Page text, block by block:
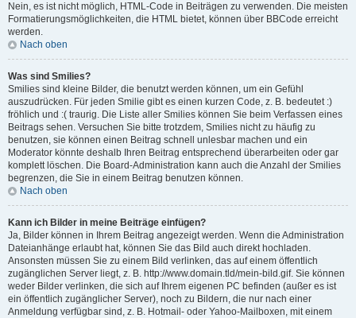
Nein, es ist nicht möglich, HTML-Code in Beiträgen zu verwenden. Die meisten
Formatierungsmöglichkeiten, die HTML bietet, können über BBCode erreicht
werden.
Nach oben
Was sind Smilies?
Smilies sind kleine Bilder, die benutzt werden können, um ein Gefühl
auszudrücken. Für jeden Smilie gibt es einen kurzen Code, z. B. bedeutet :)
fröhlich und :( traurig. Die Liste aller Smilies können Sie beim Verfassen eines
Beitrags sehen. Versuchen Sie bitte trotzdem, Smilies nicht zu häufig zu
benutzen, sie können einen Beitrag schnell unlesbar machen und ein
Moderator könnte deshalb Ihren Beitrag entsprechend überarbeiten oder gar
komplett löschen. Die Board-Administration kann auch die Anzahl der Smilies
begrenzen, die Sie in einem Beitrag benutzen können.
Nach oben
Kann ich Bilder in meine Beiträge einfügen?
Ja, Bilder können in Ihrem Beitrag angezeigt werden. Wenn die Administration
Dateianhänge erlaubt hat, können Sie das Bild auch direkt hochladen.
Ansonsten müssen Sie zu einem Bild verlinken, das auf einem öffentlich
zugänglichen Server liegt, z. B. http://www.domain.tld/mein-bild.gif. Sie können
weder Bilder verlinken, die sich auf Ihrem eigenen PC befinden (außer es ist
ein öffentlich zugänglicher Server), noch zu Bildern, die nur nach einer
Anmeldung verfügbar sind, z. B. Hotmail- oder Yahoo-Mailboxen, mit einem